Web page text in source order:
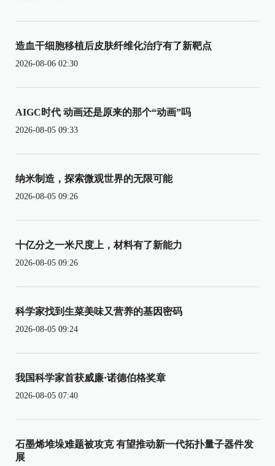
造血干细胞移植后皮肤纤维化治疗有了新靶点
2026-08-06 02:30
AIGC时代 动画还是原来的那个“动画”吗
2026-08-05 09:33
纳米制造，探索微观世界的无限可能
2026-08-05 09:26
十亿分之一米尺度上，材料有了新能力
2026-08-05 09:26
科学家找到生菜美味又营养的基因密码
2026-08-05 09:24
我国科学家首获威廉·诺德伯格奖章
2026-08-05 07:40
石墨烯堆垛难题被攻克 有望推动新一代拓扑量子器件发
展